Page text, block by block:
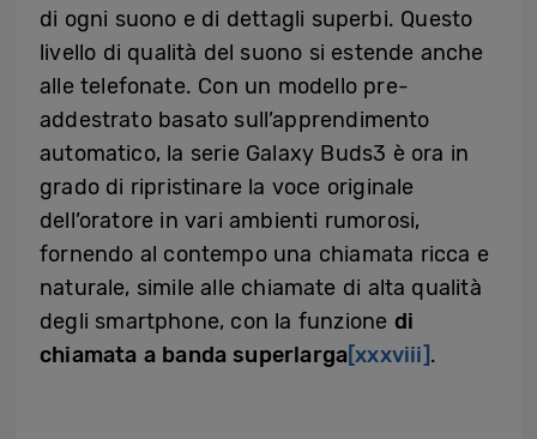
di ogni suono e di dettagli superbi. Questo
livello di qualità del suono si estende anche
alle telefonate. Con un modello pre-
addestrato basato sull’apprendimento
automatico, la serie Galaxy Buds3 è ora in
grado di ripristinare la voce originale
dell’oratore in vari ambienti rumorosi,
fornendo al contempo una chiamata ricca e
naturale, simile alle chiamate di alta qualità
degli smartphone, con la funzione di
chiamata a banda superlarga[xxxviii].